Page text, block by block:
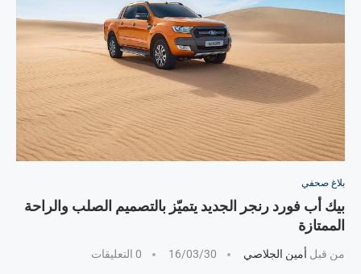
بلاغ صحفي
بيك أب فورد رنجر الجديد يتميّز بالتصميم الصلب والراحة
الممتازة
من قبل أمين الجلاصي 16/03/30 0 التعليقات